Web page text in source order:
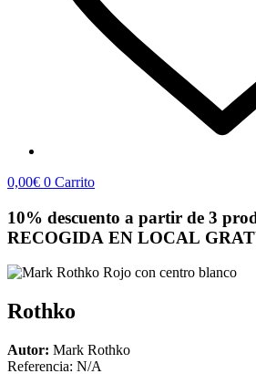
0,00€ 0 Carrito
10% descuento a partir de 3
RECOGIDA EN LOCAL
Rothko
Autor: Mark Rothko
Referencia: N/A